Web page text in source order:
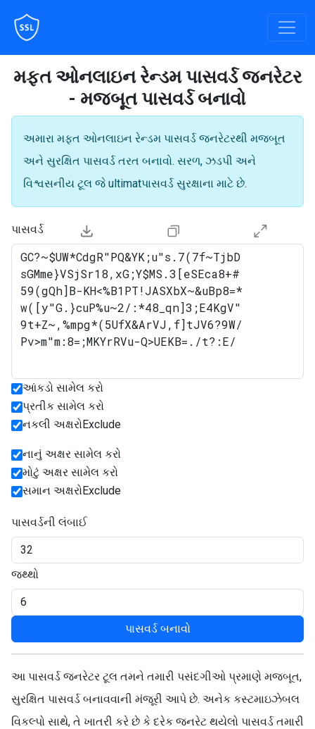
મફત ઓનલાઇન રેન્ડમ પાસવર્ડ જનરેટર
- મજબૂત પાસવર્ડ બનાવો
અમારા મફત ઓનલાઇન રેન્ડમ પાસવર્ડ જનરેટરથી મજબૂત
અને સુરક્ષિત પાસવર્ડ તરત બનાવો. સરળ, ઝડપી અને
વિશ્વસનીય ટૂલ જે ultimatપાસવર્ડ સુરક્ષાના માટે છે.
પાસવર્ડ
આંકડો સામેલ કરો
પ્રતીક સામેલ કરો
નકલી અક્ષરોExclude
નાનું અક્ષર સામેલ કરો
મોટું અક્ષર સામેલ કરો
સમાન અક્ષરોExclude
પાસવર્ડની લંબાઈ
જથ્થો
પાસવર્ડ બનાવો
આ પાસવર્ડ જનરેટર ટૂલ તમને તમારી પસંદગીઓ પ્રમાણે મજબૂત,
સુરક્ષિત પાસવર્ડ બનાવવાની મંજૂરી આપે છે. અનેક કસ્ટમાઇઝેબલ
વિકલ્પો સાથે, તે ખાતરી કરે છે કે દરેક જનરેટ થયેલો પાસવર્ડ તમારી